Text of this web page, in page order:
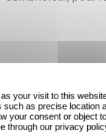
your visit to this
as precise location
your consent or object
through our privacy